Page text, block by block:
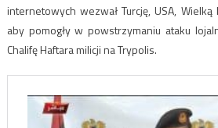
internetowych wezwał Turcję, USA, Wielką
aby pomogły w powstrzymaniu ataku
Chalifę Haftara milicji na Trypolis.